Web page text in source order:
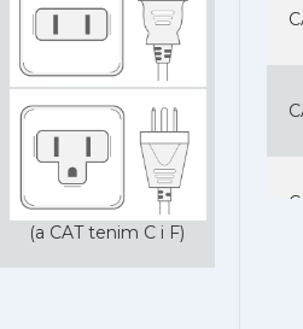
(a CAT tenim C i F)